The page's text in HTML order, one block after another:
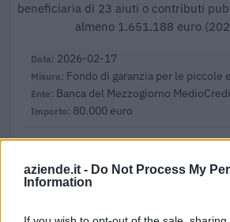
aziende.it - Do Not Process My
Information
beneficiaria di 23 aiuti o contributi
almeno 1.651.188 euro
2026-02-17
Fondo di garanzia per le piccole
Banca del Mezzogiorno
80.000 euro
2026-02-03
Fondo di garanzia per le
Banca del Mezzogiorno